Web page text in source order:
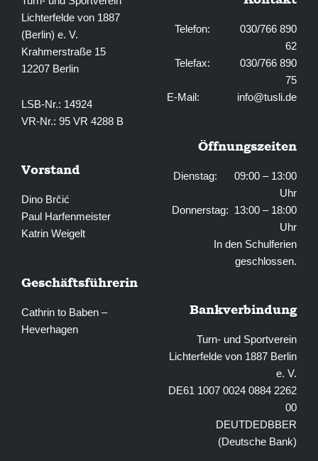
Lichterfelde von 1887
(Berlin) e. V.
Krahmerstraße 15
12207 Berlin
LSB-Nr.: 14924
VR-Nr.: 95 VR 4288 B
Vorstand
Dino Brčić
Paul Harfenmeister
Katrin Weigelt
Geschäftsführerin
Cathrin to Baben –
Heverhagen
Telefon: 030/766 890
62
Telefax: 030/766 890
75
E-Mail: info@tusli.de
Öffnungszeiten
Dienstag: 09:00 – 13:00
Uhr
Donnerstag: 13:00 – 18:00
Uhr
In den Schulferien
geschlossen.
Bankverbindung
Turn- und Sportverein
Lichterfelde von 1887 Berlin
e. V.
DE61 1007 0024 0884 2262
00
DEUTDEDBBER
(Deutsche Bank)